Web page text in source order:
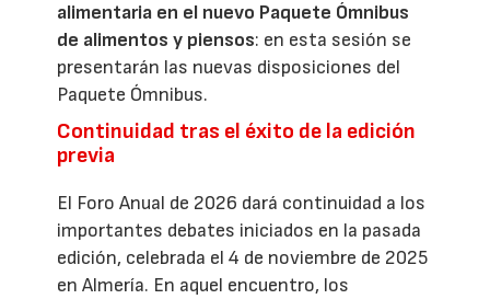
alimentaria en el nuevo Paquete Ómnibus
de alimentos y piensos: en esta sesión se
presentarán las nuevas disposiciones del
Paquete Ómnibus.
Continuidad tras el éxito de la edición
previa
El Foro Anual de 2026 dará continuidad a los
importantes debates iniciados en la pasada
edición, celebrada el 4 de noviembre de 2025
en Almería. En aquel encuentro, los